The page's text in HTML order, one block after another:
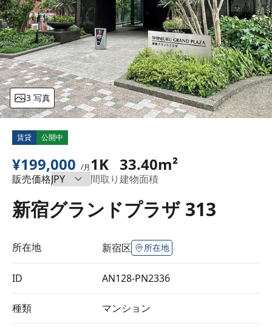
3 写真
賃貸 公開中
¥199,000 /月
販売価格
1K
間取り
33.40m²
建物面積
新宿グランドプラザ 313
所在地 新宿区 所在地
ID AN128-PN2336
種類 マンション